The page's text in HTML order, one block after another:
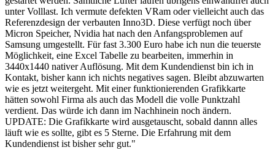
unter Volllast. Ich vermute defekten VRam oder vielleicht auch das
Referenzdesign der verbauten Inno3D. Diese verfügt noch über
Micron Speicher, Nvidia hat nach den Anfangsproblemen auf
Samsung umgestellt. Für fast 3.300 Euro habe ich nun die teuerste
Möglichkeit, eine Excel Tabelle zu bearbeiten, immerhin in
3440x1440 nativer Auflösung. Mit dem Kundendienst bin ich in
Kontakt, bisher kann ich nichts negatives sagen. Bleibt abzuwarten
wie es jetzt weitergeht. Mit einer funktionierenden Grafikkarte
hätten sowohl Firma als auch das Modell die volle Punktzahl
verdient. Das würde ich dann im Nachhinein noch ändern.
UPDATE: Die Grafikkarte wird ausgetauscht, sobald dannn alles
läuft wie es sollte, gibt es 5 Sterne. Die Erfahrung mit dem
Kundendienst ist bisher sehr gut."